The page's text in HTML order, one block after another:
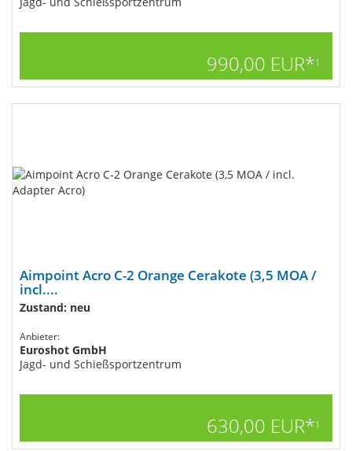
990,00 EUR*1
Aimpoint Acro C-2 Orange Cerakote (3,5 MOA /
incl....
Zustand: neu
Anbieter:
Euroshot GmbH
Jagd- und Schießsportzentrum
630,00 EUR*1